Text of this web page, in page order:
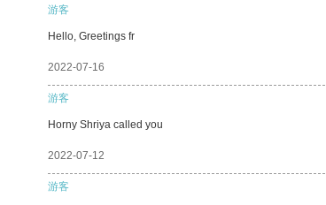
游客
Hello, Greetings fr
2022-07-16
游客
Horny Shriya called you
2022-07-12
游客